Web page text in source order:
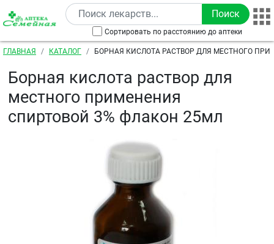
Перейти к основному содержанию
Сортировать по расстоянию до аптеки
Строка навигации
ГЛАВНАЯ КАТАЛОГ
БОРНАЯ КИСЛОТА РАСТВОР ДЛЯ МЕСТНОГО
Борная кислота раствор для
местного применения
спиртовой 3% флакон 25мл